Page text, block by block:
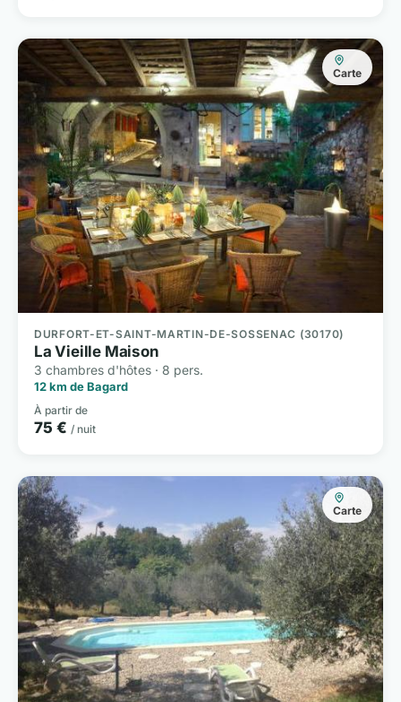
Carte
DURFORT-ET-SAINT-MARTIN-DE-SOSSENAC (30170)
La Vieille Maison
3 chambres d'hôtes · 8 pers.
12 km de Bagard
À partir de
75 € / nuit
Carte